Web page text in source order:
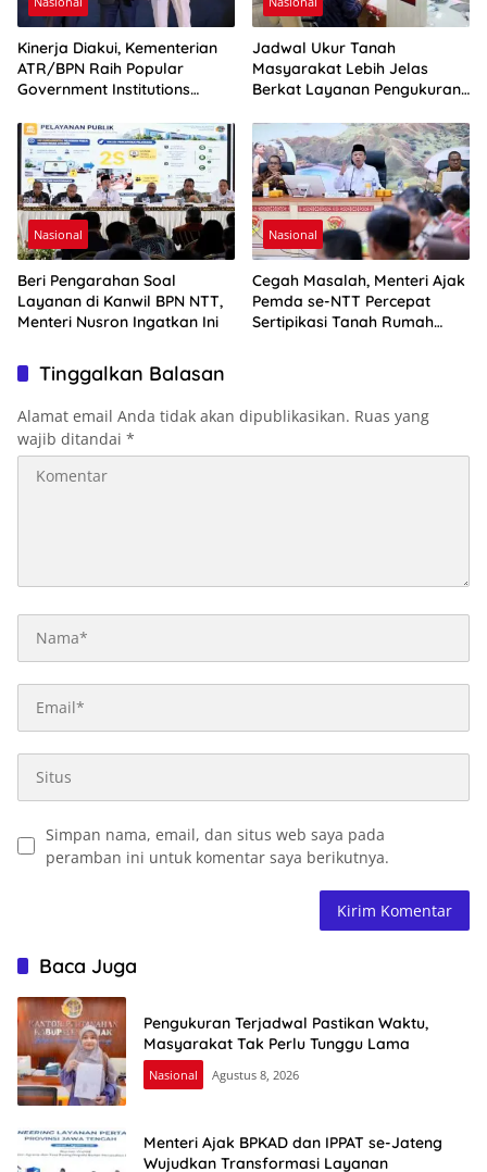
Kinerja Diakui, Kementerian
ATR/BPN Raih Popular
Government Institutions
Jadwal Ukur Tanah
Masyarakat Lebih Jelas
Berkat Layanan Pengukuran
Nasional
Beri Pengarahan Soal
Layanan di Kanwil BPN NTT,
Menteri Nusron Ingatkan Ini
Nasional
Cegah Masalah, Menteri Ajak
Pemda se-NTT Percepat
Sertipikasi Tanah Rumah
Tinggalkan Balasan
Alamat email Anda tidak akan dipublikasikan. Ruas yang
wajib ditandai *
Simpan nama, email, dan situs web saya pada
peramban ini untuk komentar saya berikutnya.
Baca Juga
Pengukuran Terjadwal Pastikan Waktu,
Masyarakat Tak Perlu Tunggu Lama
Nasional Agustus 8, 2026
Menteri Ajak BPKAD dan IPPAT se-Jateng
Wujudkan Transformasi Layanan